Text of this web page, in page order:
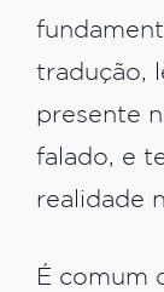
tradução,
presente
falado, e
realidade
É comum